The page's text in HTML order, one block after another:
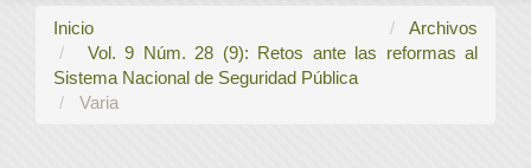
Inicio
Archivos
Vol. 9 Núm. 28 (9): Retos ante las reformas al
Sistema Nacional de Seguridad Pública
Varia